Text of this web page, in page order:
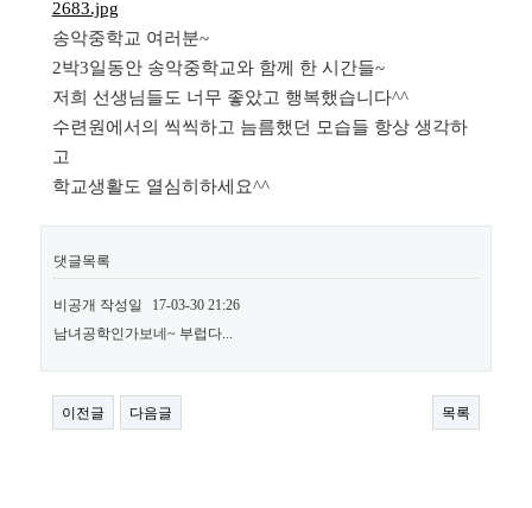
송악중학교 여러분~
2박3일동안 송악중학교와 함께 한 시간들~
저희 선생님들도 너무 좋았고 행복했습니다^^
수련원에서의 씩씩하고 늠름했던 모습들 항상 생각하
고
학교생활도 열심히하세요^^
댓글목록
비공개 작성일
17-03-30 21:26
남녀공학인가보네~ 부럽다...
이전글 다음글 목록